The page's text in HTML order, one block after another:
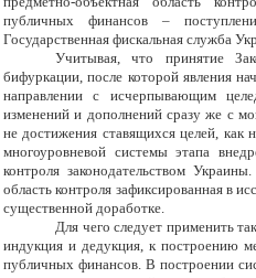
публичных финансов –
Государственная фискальная служба
Учитывая, что принятие
бифуркации, после которой явления
направлении с исчерпывающим
изменений и дополнений сразу же с
не достижения ставящихся целей, как
многоуровневой системы этапа
контроля законодательством
область контроля зафиксированная в
существенной доработке.
Для чего следует применить
индукция и дедукция, к построению
публичных финансов. В построении